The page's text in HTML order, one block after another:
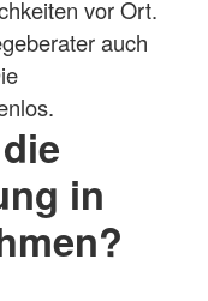
vor Ort.
auch
in